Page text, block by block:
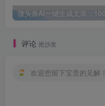
评论 抢沙发
欢迎您留下宝贵的见解！